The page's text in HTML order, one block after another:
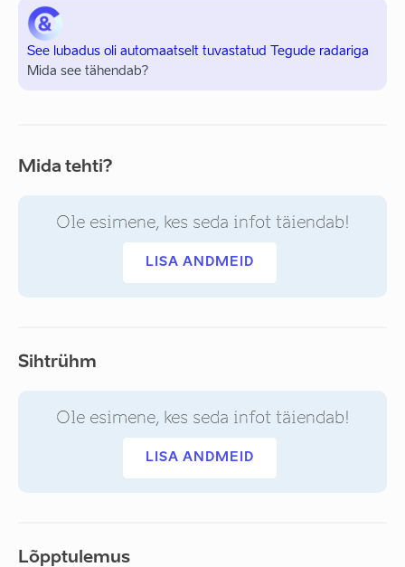
See lubadus oli automaatselt tuvastatud Tegude radariga
Mida see tähendab?
Mida tehti?
Ole esimene, kes seda infot täiendab!
LISA ANDMEID
Sihtrühm
Ole esimene, kes seda infot täiendab!
LISA ANDMEID
Lõpptulemus